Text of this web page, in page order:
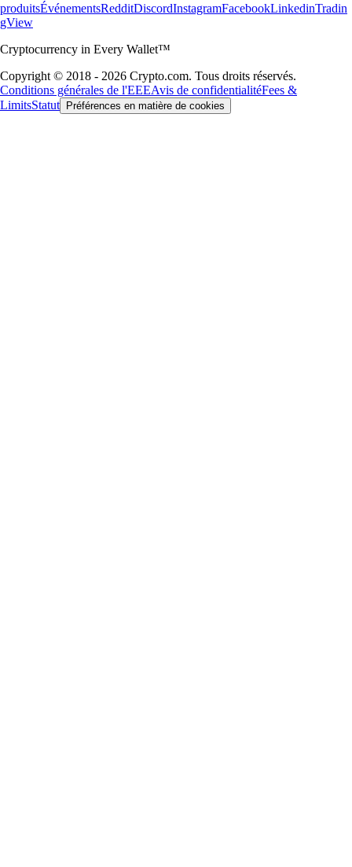
produitsÉvénementsRedditDiscordInstagramFacebookLinkedinTradin
gView
Cryptocurrency in Every Wallet™
Copyright © 2018 - 2026 Crypto.com. Tous droits réservés.
Conditions générales de l'EEEAvis de confidentialitéFees &
LimitsStatut Préférences en matière de cookies